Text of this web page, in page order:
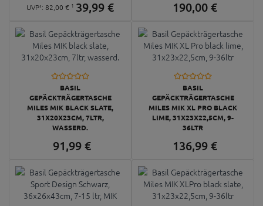
UVP¹: 82, 00 € 1 39,99€ 190,00 €
BASIL
GEPÄCKTRÄGERTASCHE
MILES MIK BLACK SLATE,
31X20X23CM, 7LTR,
WASSERD.
91,99€
BASIL
GEPÄCKTRÄGERTASCHE
MILES MIK XL PRO BLACK
LIME, 31X23X22,5CM, 9-
36LTR
136,99 €